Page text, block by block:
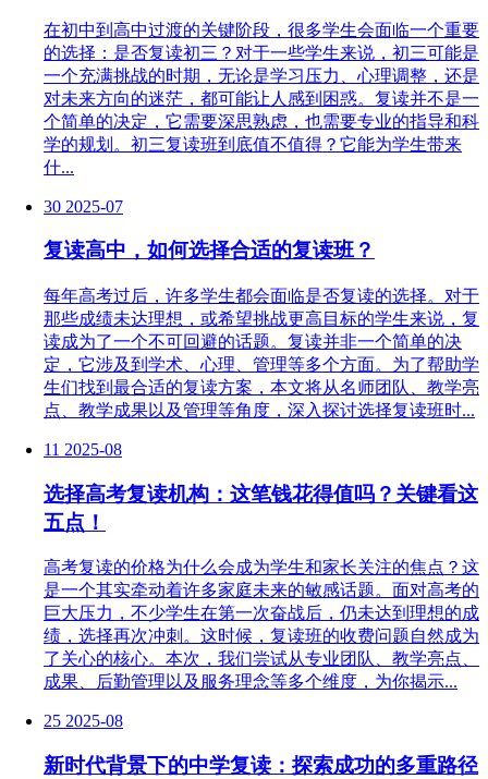
在初中到高中过渡的关键阶段，很多学生会面临一个重要
的选择：是否复读初三？对于一些学生来说，初三可能是
一个充满挑战的时期，无论是学习压力、心理调整，还是
对未来方向的迷茫，都可能让人感到困惑。复读并不是一
个简单的决定，它需要深思熟虑，也需要专业的指导和科
学的规划。初三复读班到底值不值得？它能为学生带来
什...
30 2025-07
复读高中，如何选择合适的复读班？
每年高考过后，许多学生都会面临是否复读的选择。对于
那些成绩未达理想，或希望挑战更高目标的学生来说，复
读成为了一个不可回避的话题。复读并非一个简单的决
定，它涉及到学术、心理、管理等多个方面。为了帮助学
生们找到最合适的复读方案，本文将从名师团队、教学亮
点、教学成果以及管理等角度，深入探讨选择复读班时...
11 2025-08
选择高考复读机构：这笔钱花得值吗？关键看这
五点！
高考复读的价格为什么会成为学生和家长关注的焦点？这
是一个其实牵动着许多家庭未来的敏感话题。面对高考的
巨大压力，不少学生在第一次奋战后，仍未达到理想的成
绩，选择再次冲刺。这时候，复读班的收费问题自然成为
了关心的核心。本次，我们尝试从专业团队、教学亮点、
成果、后勤管理以及服务理念等多个维度，为你揭示...
25 2025-08
新时代背景下的中学复读：探索成功的多重路径